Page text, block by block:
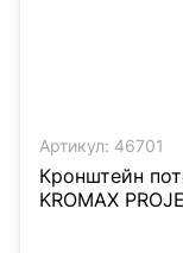
Артикул: 46701
Кронштейн
KROMAX